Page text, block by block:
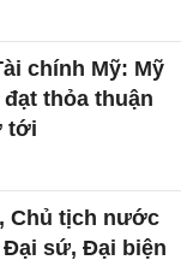
chính Mỹ: Mỹ
thỏa thuận
tới
Chủ tịch nước
Đại sứ, Đại biện